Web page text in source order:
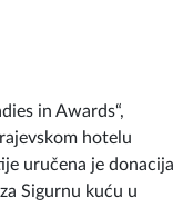
in Awards“,
hotelu
uručena je donacija
Sigurnu kuću u